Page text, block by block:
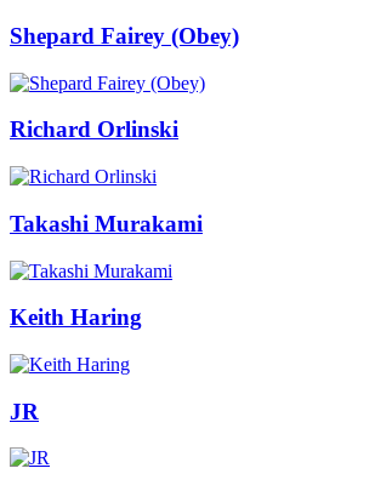
Shepard Fairey (Obey)
Richard Orlinski
Takashi Murakami
Keith Haring
JR